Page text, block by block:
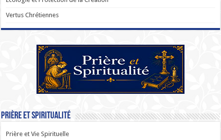
Vertus Chrétiennes
Prière et Spiritualité
Prière et Vie Spirituelle